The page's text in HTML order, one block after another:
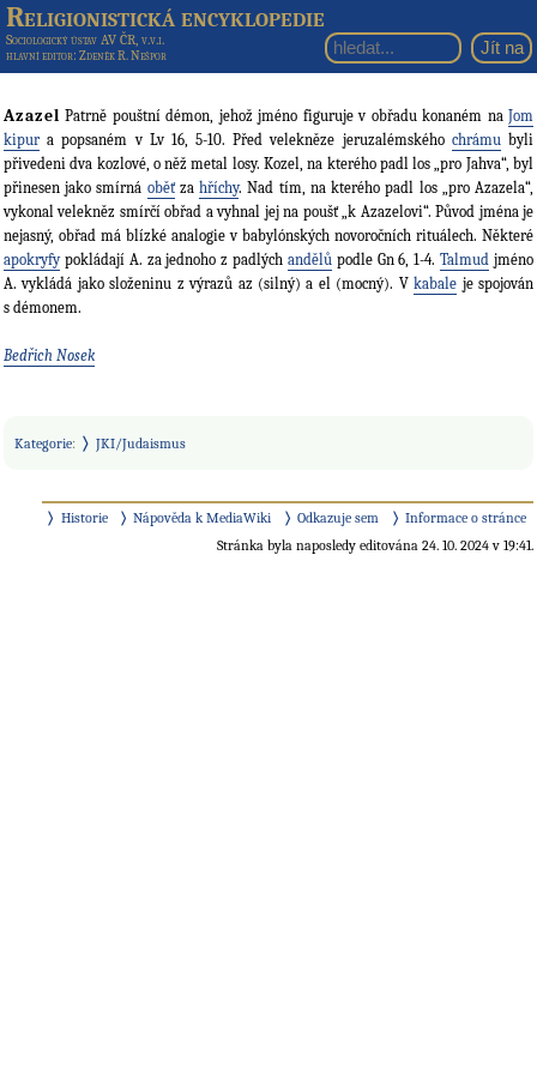
Religionistická encyklopedie
Sociologický ústav AV ČR, v.v.i.
hlavní editor: Zdeněk R. Nešpor
Azazel Patrně pouštní démon, jehož jméno figuruje v obřadu konaném na Jom
kipur a popsaném v Lv 16, 5-10. Před velekněze jeruzalémského chrámubyli
přivedeni dva kozlové, o něž metal losy. Kozel, na kterého padl los „pro Jahva“, byl
přinesen jako smírná oběťzahříchy. Nad tím, na kterého padl los „pro Azazela“,
vykonal velekněz smírčí obřad a vyhnal jej na poušť „k Azazelovi“. Původ jména je
nejasný, obřad má blízké analogie v babylónských novoročních rituálech. Některé
apokryfypokládají A. za jednoho z padlých andělůpodle Gn 6, 1-4.Talmud jméno
A. vykládá jako složeninu z výrazů az (silný) a el (mocný). Vkabale je spojován
s démonem.
Bedřich Nosek
Kategorie: JKI/Judaismus
Historie Nápověda k MediaWiki Odkazuje sem
Informace o stránce
Stránka byla naposledy editována 24. 10. 2024 v 19:41.